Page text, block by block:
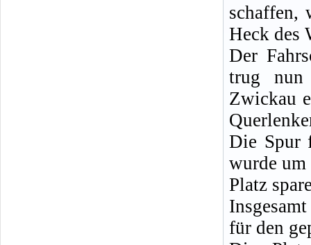
schaffen,
Heck des
Der
trug nun
Zwickau
Die Spur
wurde um
Platz
für den